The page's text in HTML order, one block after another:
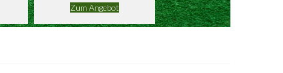
Zum Angebot